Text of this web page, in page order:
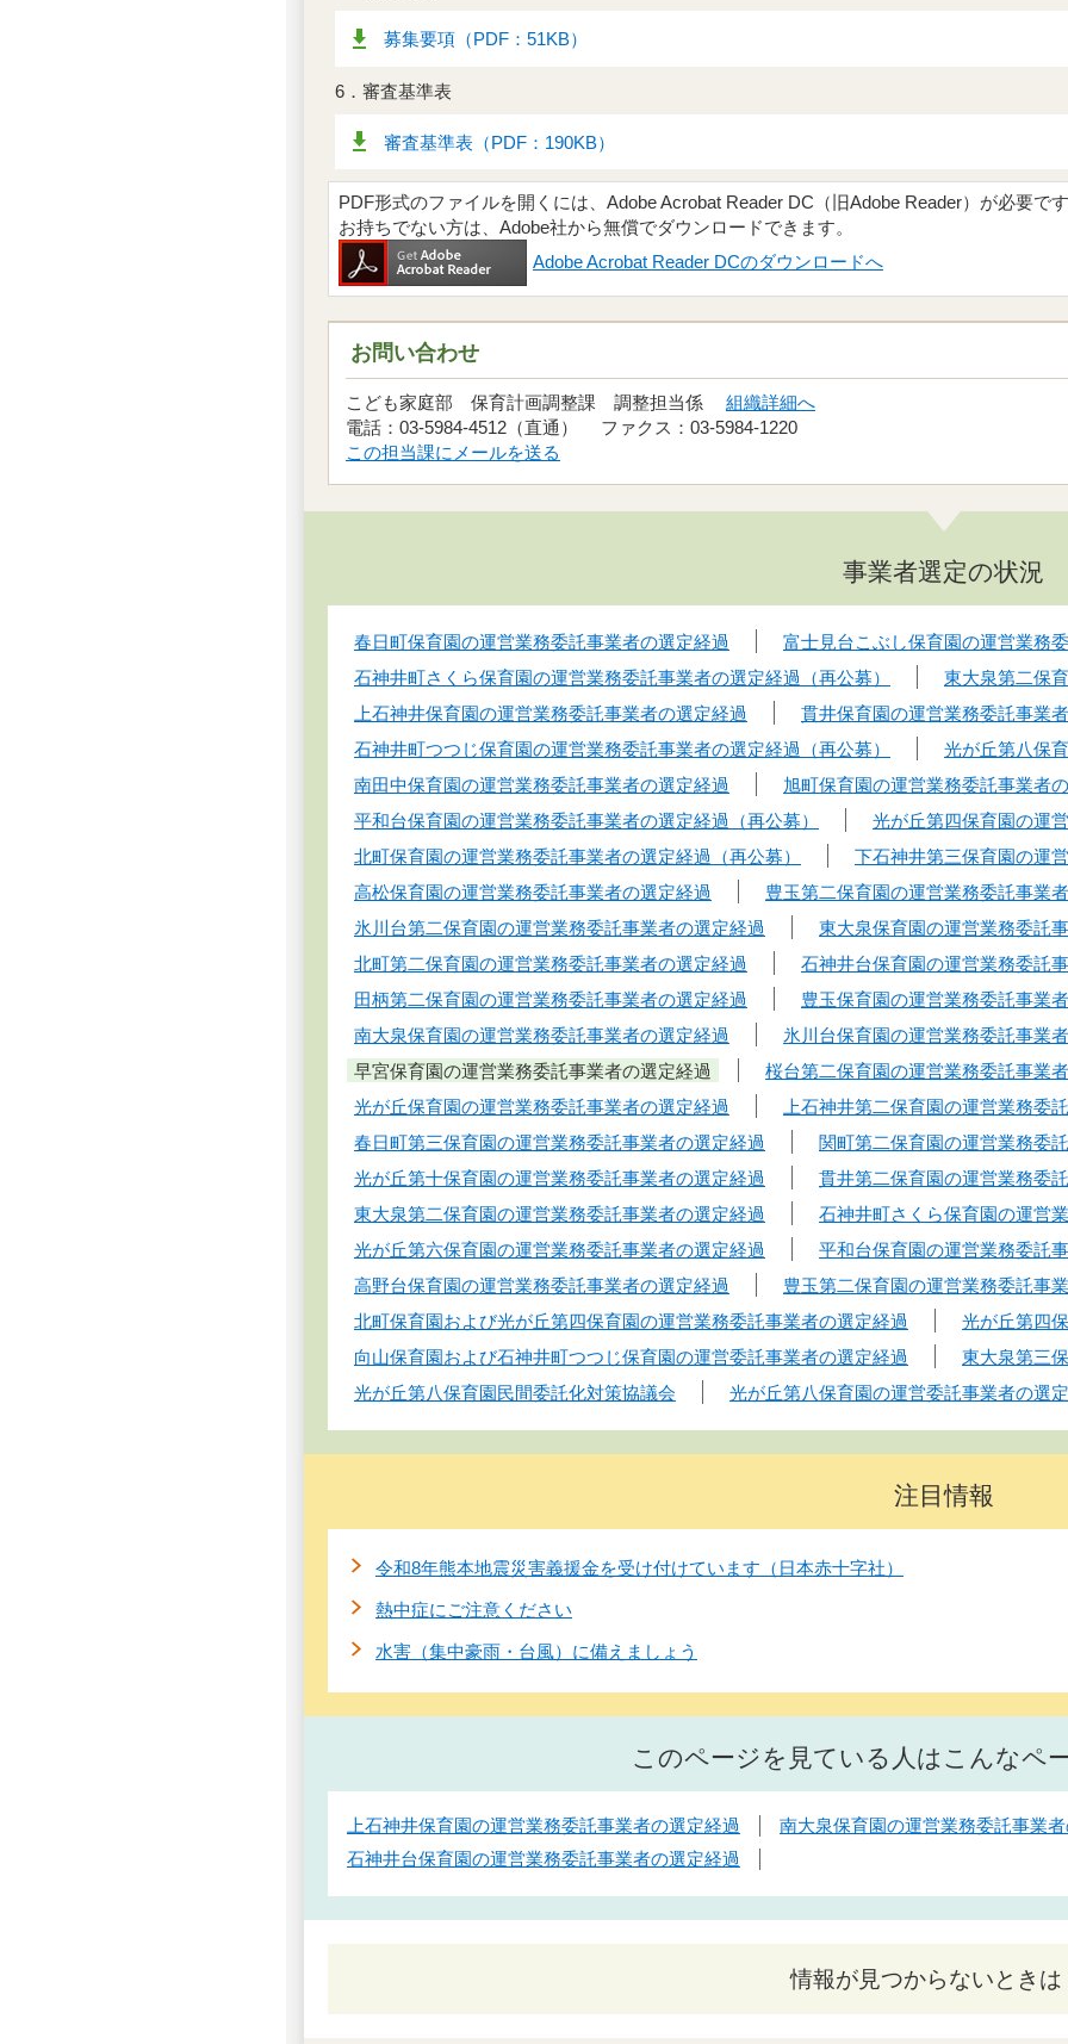
募集要項（PDF：51KB）
6．審査基準表
審査基準表（PDF：190KB）
PDF形式のファイルを開くには、Adobe Acrobat Reader DC（旧Adobe Reader）が必要で
お持ちでない方は、Adobe社から無償でダウンロードできます。
Adobe Acrobat Reader DCのダウンロードへ
お問い合わせ
こども家庭部 保育計画調整課 調整担当係 組織詳細へ
電話：03-5984-4512（直通） ファクス：03-5984-1220
この担当課にメールを送る
事業者選定の状況
春日町保育園の運営業務委託事業者の選定経過
富士見台こぶし保育園の運営業務
石神井町さくら保育園の運営業務委託事業者の選定経過（再公募）
東大泉第二保
上石神井保育園の運営業務委託事業者の選定経過
貫井保育園の運営業務委託事業
石神井町つつじ保育園の運営業務委託事業者の選定経過（再公募）
光が丘第八保
南田中保育園の運営業務委託事業者の選定経過
旭町保育園の運営業務委託事業者
平和台保育園の運営業務委託事業者の選定経過（再公募）
光が丘第四保育園の運
北町保育園の運営業務委託事業者の選定経過（再公募）
下石神井第三保育園の運
高松保育園の運営業務委託事業者の選定経過
豊玉第二保育園の運営業務委託事業
氷川台第二保育園の運営業務委託事業者の選定経過
東大泉保育園の運営業務委託
北町第二保育園の運営業務委託事業者の選定経過
石神井台保育園の運営業務委託
田柄第二保育園の運営業務委託事業者の選定経過
豊玉保育園の運営業務委託事業
南大泉保育園の運営業務委託事業者の選定経過
氷川台保育園の運営業務委託事業
早宮保育園の運営業務委託事業者の選定経過
桜台第二保育園の運営業務委託事業
光が丘保育園の運営業務委託事業者の選定経過
上石神井第二保育園の運営業務委
春日町第三保育園の運営業務委託事業者の選定経過
関町第二保育園の運営業務委
光が丘第十保育園の運営業務委託事業者の選定経過
貫井第二保育園の運営業務委
東大泉第二保育園の運営業務委託事業者の選定経過
石神井町さくら保育園の運営
光が丘第六保育園の運営業務委託事業者の選定経過
平和台保育園の運営業務委託
高野台保育園の運営業務委託事業者の選定経過
豊玉第二保育園の運営業務委託事
北町保育園および光が丘第四保育園の運営業務委託事業者の選定経過
光が丘第四
向山保育園および石神井町つつじ保育園の運営委託事業者の選定経過
東大泉第三
光が丘第八保育園民間委託化対策協議会
光が丘第八保育園の運営委託事業者の選
注目情報
令和8年熊本地震災害義援金を受け付けています（日本赤十字社）
熱中症にご注意ください
水害（集中豪雨・台風）に備えましょう
このページを見ている人はこんなペ
上石神井保育園の運営業務委託事業者の選定経過
南大泉保育園の運営業務委託事業
石神井台保育園の運営業務委託事業者の選定経過
情報が見つからないときは